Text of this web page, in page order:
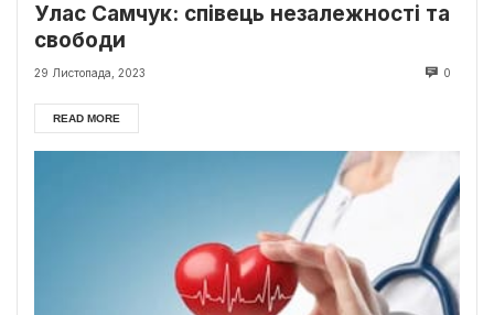
Улас Самчук: співець незалежності та
свободи
29 Листопада, 2023 0
READ MORE